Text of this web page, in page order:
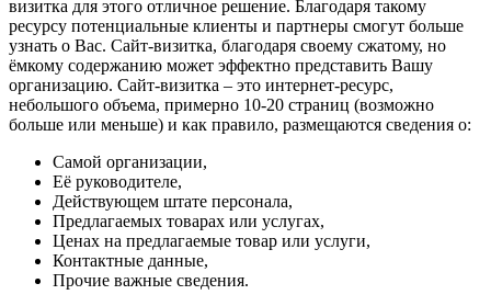
визитка для этого отличное решение. Благодаря такому
ресурсу потенциальные клиенты и партнеры смогут больше
узнать о Вас. Сайт-визитка, благодаря своему сжатому, но
ёмкому содержанию может эффектно представить Вашу
организацию. Сайт-визитка – это интернет-ресурс,
небольшого объема, примерно 10-20 страниц (возможно
больше или меньше) и как правило, размещаются сведения о:
Самой организации,
Её руководителе,
Действующем штате персонала,
Предлагаемых товарах или услугах,
Ценах на предлагаемые товар или услуги,
Контактные данные,
Прочие важные сведения.